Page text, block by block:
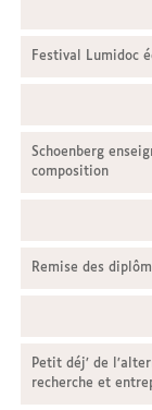
Festival Lumidoc
Schoenberg
composition
Remise des
Petit déj’ de
recherche et